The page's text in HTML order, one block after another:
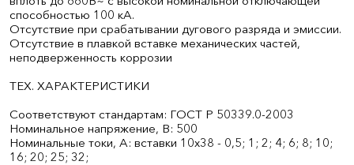
способностью 100 кА.
Отсутствие при срабатывании дугового разряда и эмиссии.
Отсутствие в плавкой вставке механических частей,
неподверженность коррозии
ТЕХ. ХАРАКТЕРИСТИКИ
Соответствуют стандартам: ГОСТ Р 50339.0-2003
Номинальное напряжение, В: 500
Номинальныe токи, А: вставки 10х38 - 0,5; 1; 2; 4; 6; 8; 10;
16; 20; 25; 32;